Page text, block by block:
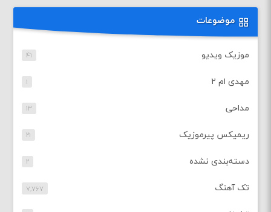
موضوعات
موزیک ویدیو ۴۱
مهدی ام ۲ ۱
مداحی ۱۳
ریمیکس پیرموزیک ۲۱
دسته‌بندی نشده ۲
تک آهنگ ۷,۷۶۷